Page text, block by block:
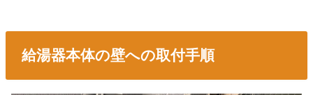
給湯器本体の壁への取付手順